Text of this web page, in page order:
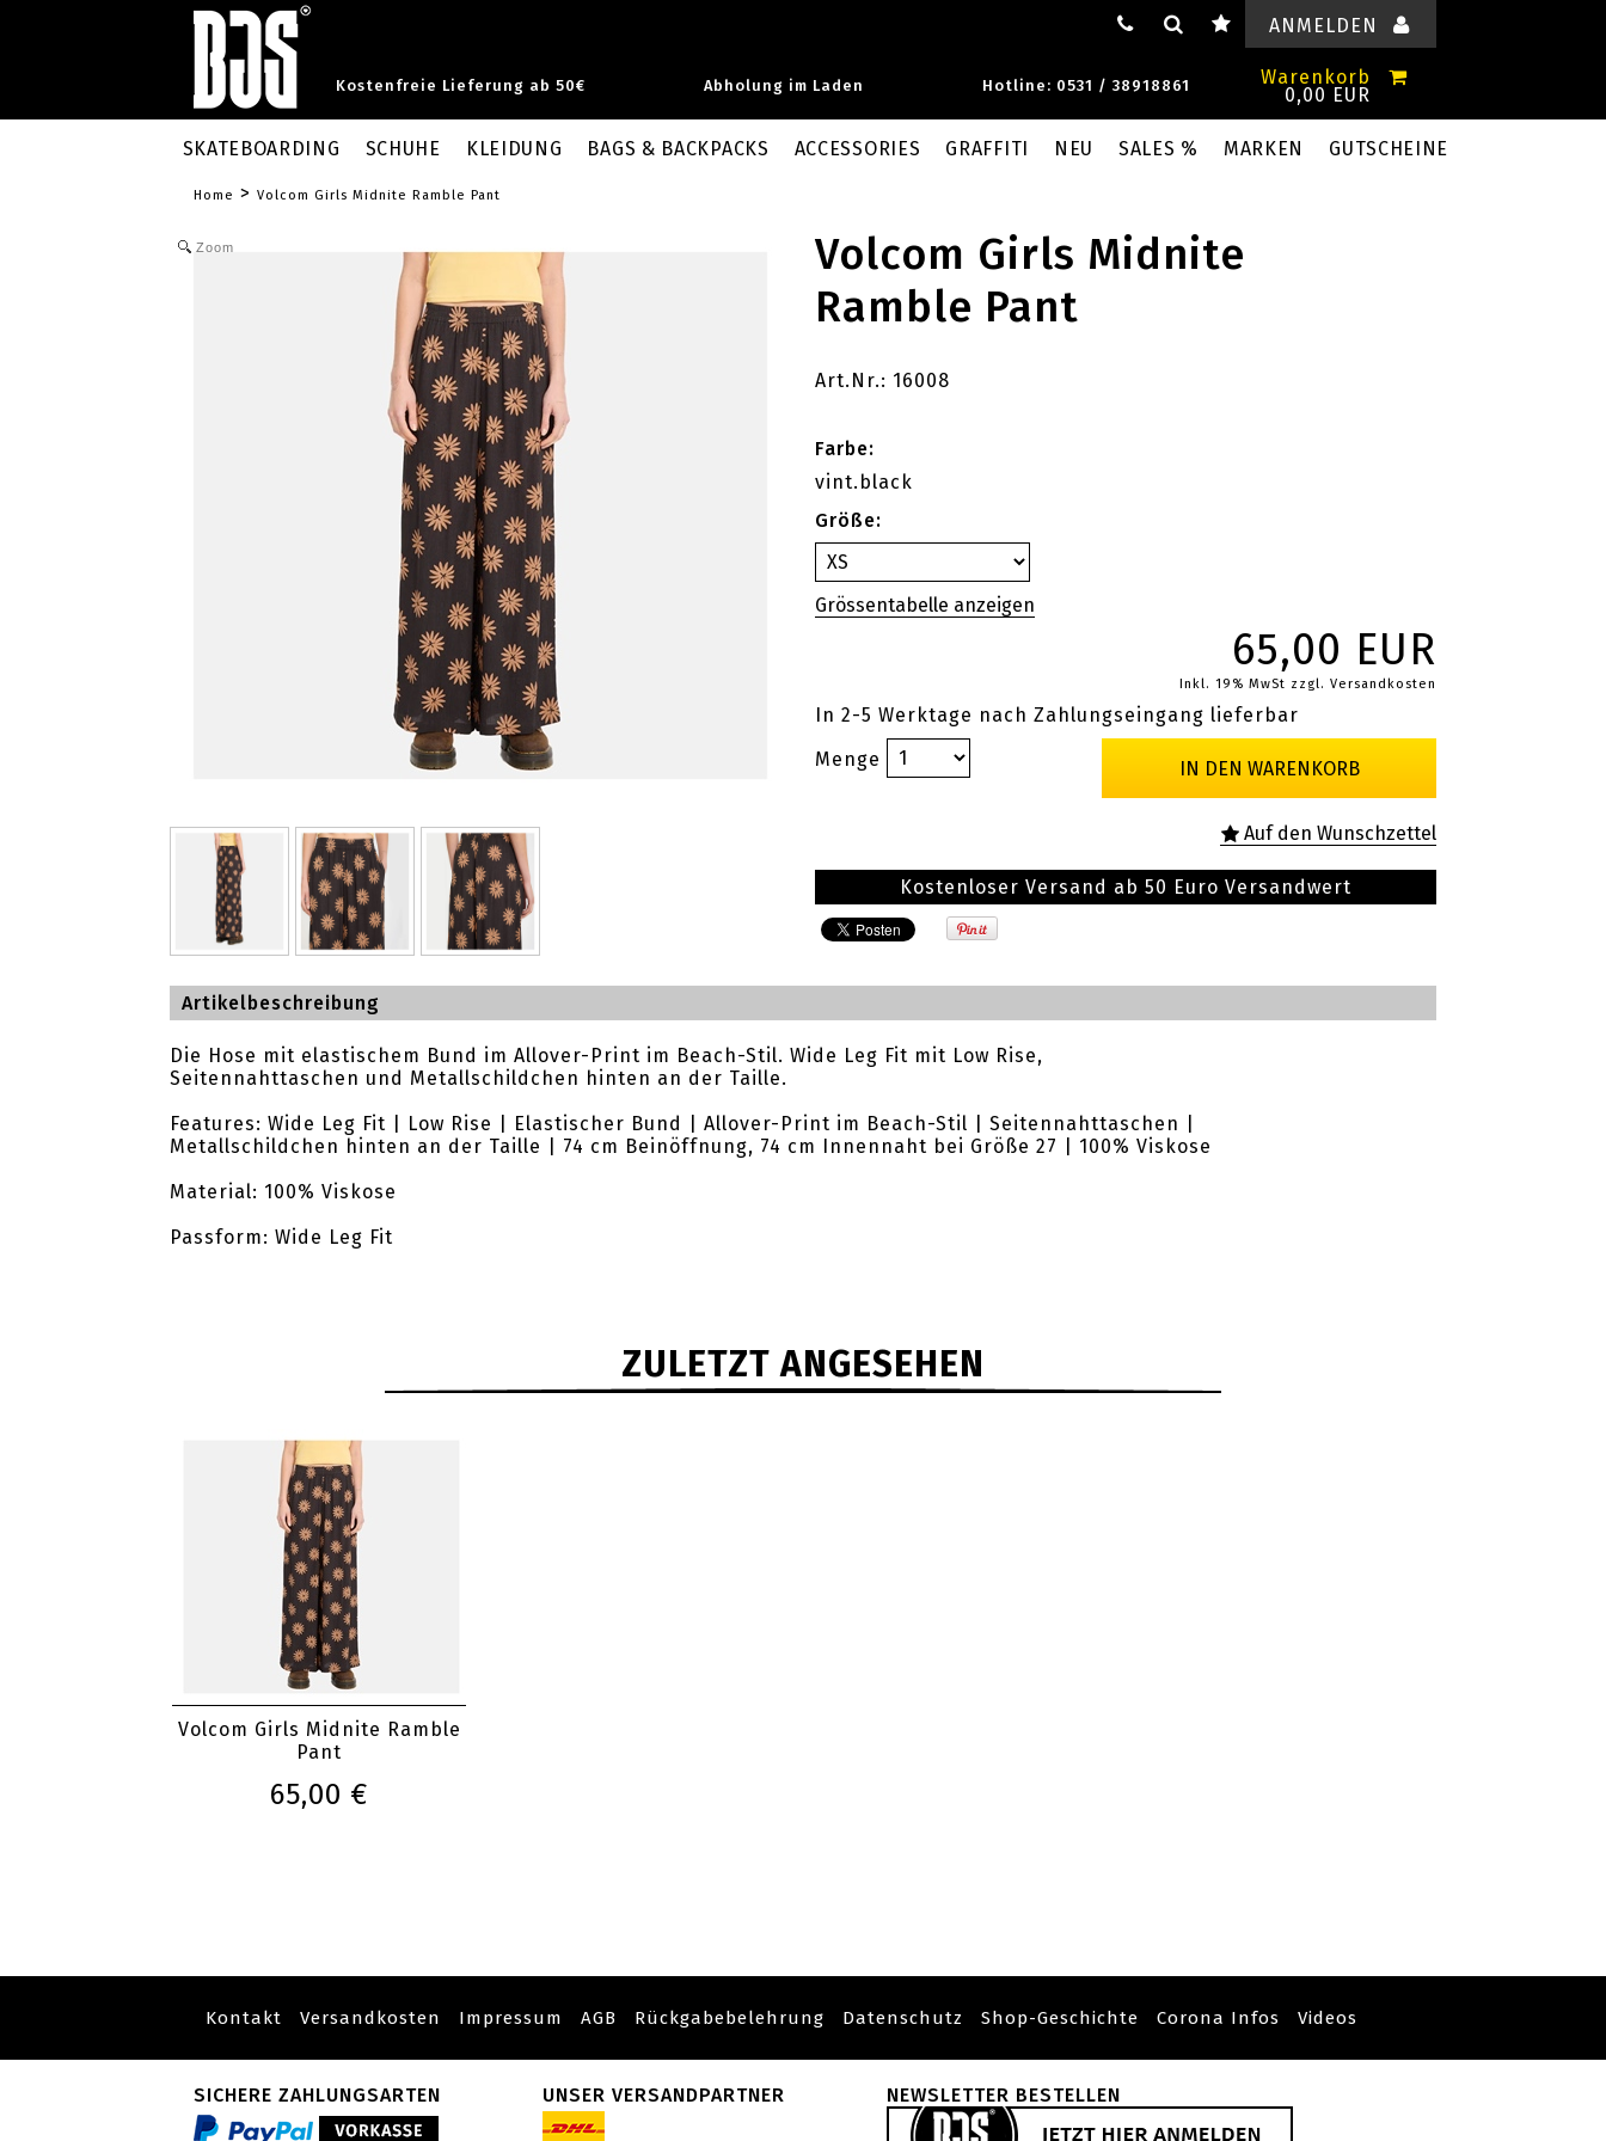
Kostenfreie Lieferung ab 50€ Abholung im Laden Hotline: 0531 / 38918861
ANMELDEN
Warenkorb
0,00 EUR
SKATEBOARDING SCHUHE KLEIDUNG BAGS & BACKPACKS ACCESSORIES GRAFFITI NEU SALES % MARKEN GUTSCHEINE
Home > Volcom Girls Midnite Ramble Pant
Zoom
Volcom Girls Midnite
Ramble Pant
Art.Nr.: 16008
Farbe:
vint.black
Größe:
65,00 EUR
Inkl. 19% MwSt zzgl. Versandkosten
In 2-5 Werktage nach Zahlungseingang lieferbar
Menge
Kostenloser Versand ab 50 Euro Versandwert
Artikelbeschreibung
Die Hose mit elastischem Bund im Allover-Print im Beach-Stil. Wide Leg Fit mit Low Rise,
Seitennahttaschen und Metallschildchen hinten an der Taille.
Features: Wide Leg Fit | Low Rise | Elastischer Bund | Allover-Print im Beach-Stil | Seitennahttaschen |
Metallschildchen hinten an der Taille | 74 cm Beinöffnung, 74 cm Innennaht bei Größe 27 | 100% Viskose
Material: 100% Viskose
Passform: Wide Leg Fit
ZULETZT ANGESEHEN
Volcom Girls Midnite Ramble
Pant
65,00 €
Kontakt Versandkosten Impressum AGB Rückgabebelehrung Datenschutz Shop-Geschichte Corona Infos Videos
SICHERE ZAHLUNGSARTEN UNSER VERSANDPARTNER NEWSLETTER BESTELLEN